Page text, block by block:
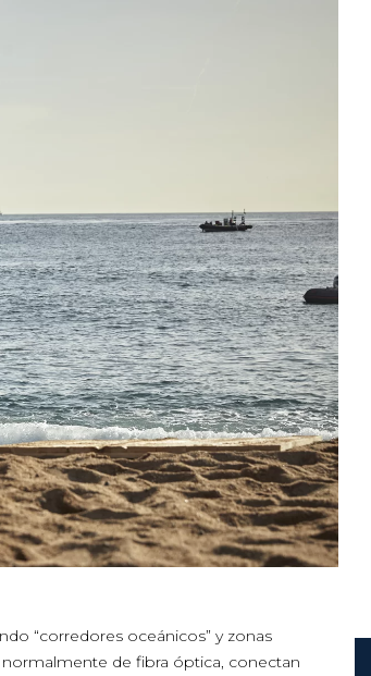
“corredores oceánicos” y zonas
de fibra óptica, conectan